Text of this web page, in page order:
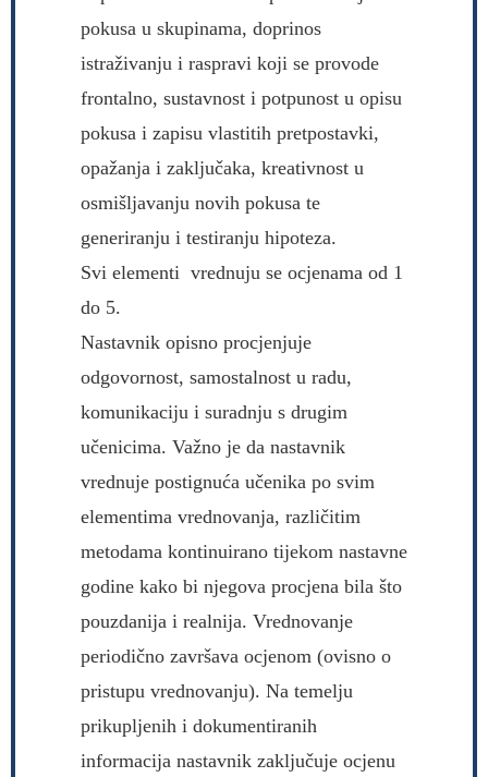
pokusa u skupinama, doprinos
istraživanju i raspravi koji se provode
frontalno, sustavnost i potpunost u opisu
pokusa i zapisu vlastitih pretpostavki,
opažanja i zaključaka, kreativnost u
osmišljavanju novih pokusa te
generiranju i testiranju hipoteza.
Svi elementi vrednuju se ocjenama od 1
do 5.
Nastavnik opisno procjenjuje
odgovornost, samostalnost u radu,
komunikaciju i suradnju s drugim
učenicima. Važno je da nastavnik
vrednuje postignuća učenika po svim
elementima vrednovanja, različitim
metodama kontinuirano tijekom nastavne
godine kako bi njegova procjena bila što
pouzdanija i realnija. Vrednovanje
periodično završava ocjenom (ovisno o
pristupu vrednovanju). Na temelju
prikupljenih i dokumentiranih
informacija nastavnik zaključuje ocjenu